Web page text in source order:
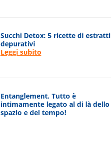
Succhi Detox: 5 ricette di estratti
depurativi
Leggi subito
Entanglement. Tutto è
intimamente legato al di là dello
spazio e del tempo!